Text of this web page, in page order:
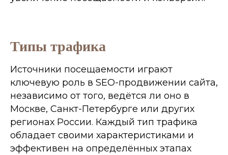
Типы трафика
Источники посещаемости играют
ключевую роль в SEO-продвижении сайта,
независимо от того, ведётся ли оно в
Москве, Санкт-Петербурге или других
регионах России. Каждый тип трафика
обладает своими характеристиками и
эффективен на определённых этапах